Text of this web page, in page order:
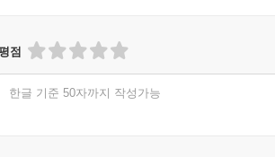
점
한글 기준 50자까지 작성가능